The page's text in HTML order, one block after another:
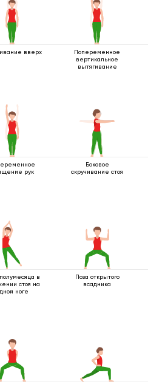
вверх
Попеременное
вертикальное
вытягивание
рук
Боковое
скручивание стоя
в
стоя на
ноге
Поза открытого
всадника